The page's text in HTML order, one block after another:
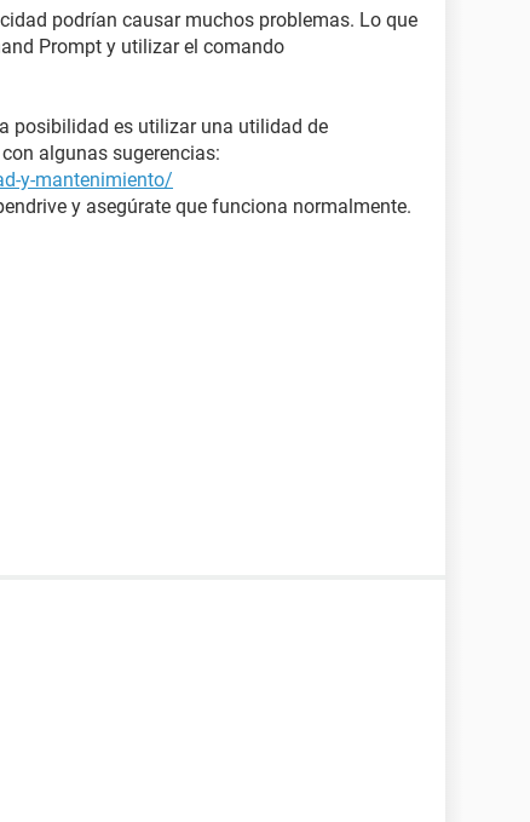
podrían causar muchos problemas. Lo que
Prompt y utilizar el comando
posibilidad es utilizar una utilidad de
algunas sugerencias:
y-mantenimiento/
y asegúrate que funciona normalmente.